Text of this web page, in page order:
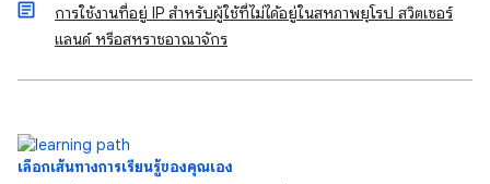
การใช้งานที่อยู่ IP สำหรับผู้ใช้ที่ไม่ได้อยู่ในสหภาพยุโรป สวิตเซอร์
แลนด์ หรือสหราชอาณาจักร
เลือกเส้นทางการเรียนรู้ของคุณเอง